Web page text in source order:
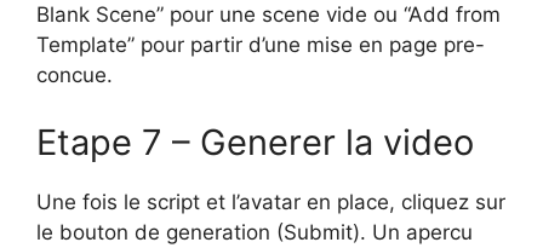
Blank Scene” pour une scene vide ou “Add from
Template” pour partir d’une mise en page pre-
concue.
Etape 7 – Generer la video
Une fois le script et l’avatar en place, cliquez sur
le bouton de generation (Submit). Un apercu